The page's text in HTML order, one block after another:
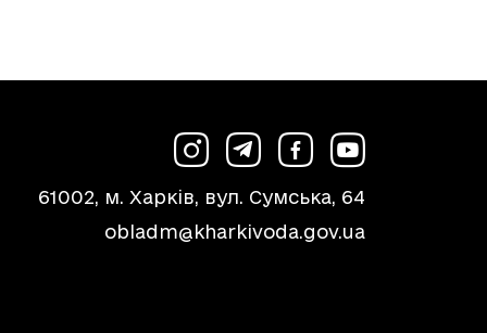
61002, м. Харків, вул. Сумська, 64
obladm@kharkivoda.gov.ua